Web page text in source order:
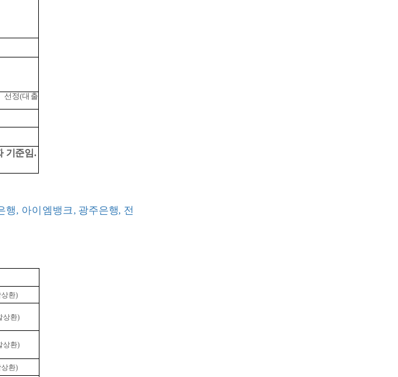
선정(대출
기준임.
행, 아이엠뱅크 , 광주은행, 전
환)
상환)
상환)
환)